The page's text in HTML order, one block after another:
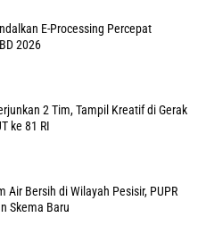
E-Processing Percepat
2026
2 Tim, Tampil Kreatif di Gerak
ke 81 RI
Air Bersih di Wilayah Pesisir, PUPR
Skema Baru